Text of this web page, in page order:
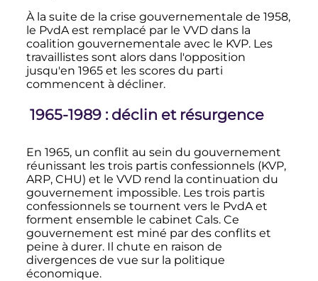
À la suite de la crise gouvernementale de 1958,
le PvdA est remplacé par le VVD dans la
coalition gouvernementale avec le KVP. Les
travaillistes sont alors dans l'opposition
jusqu'en 1965 et les scores du parti
commencent à décliner.
1965-1989 : déclin et résurgence
En 1965, un conflit au sein du gouvernement
réunissant les trois partis confessionnels (KVP,
ARP, CHU) et le VVD rend la continuation du
gouvernement impossible. Les trois partis
confessionnels se tournent vers le PvdA et
forment ensemble le cabinet Cals. Ce
gouvernement est miné par des conflits et
peine à durer. Il chute en raison de
divergences de vue sur la politique
économique.